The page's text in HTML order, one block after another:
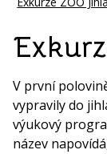
V první
vypravily do
výukový
název